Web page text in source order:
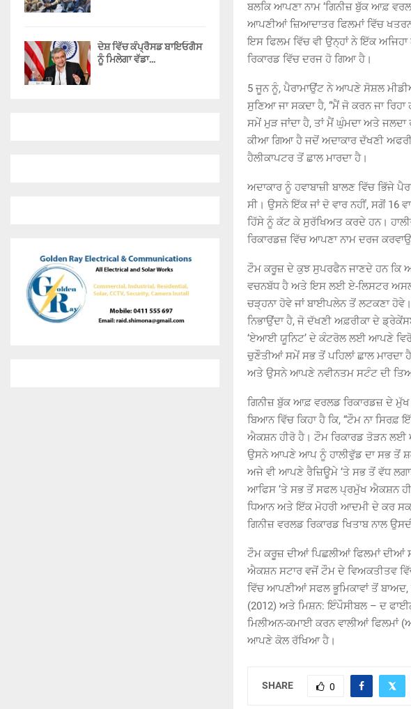
ਬਲਕਿ ਆਪਣਾ ਨਾਮ ‘ਗਿਨੀਜ਼ ਬੁੱਕ ਆਫ਼
ਆਪਣੀਆਂ ਜ਼ਿਆਦਾਤਰ ਫਿਲਮਾਂ ਵਿੱਚ
ਇਸ ਫਿਲਮ ਵਿੱਚ ਵੀ ਉਨ੍ਹਾਂ ਨੇ ਇੱਕ ਅਜਿਹਾ
ਰਿਕਾਰਡ ਵਿੱਚ ਦਰਜ ਹੋ ਗਿਆ ਹੈ।
5 ਜੂਨ ਨੂੰ, ਪੈਰਾਮਾਉਂਟ ਨੇ ਆਪਣੇ ਸੋਸ਼ਲ
ਸੁਣਿਆ ਜਾ ਸਕਦਾ ਹੈ, “ਮੈਂ ਜੋ ਕਰਨ ਜਾ
ਸਮੇਂ ਮੁੜ ਜਾਂਦਾ ਹੈ, ਤਾਂ ਮੈਂ ਘੁੰਮਦਾ ਅਤੇ
ਕੀਆ ਗਿਆ ਹੈ ਜਦੋਂ ਅਦਾਕਾਰ ਦੱਖਣੀ
ਹੈਲੀਕਾਪਟਰ ਤੋਂ ਛਾਲ ਮਾਰਦਾ ਹੈ।
ਅਦਾਕਾਰ ਨੂੰ ਹਵਾਬਾਜ਼ੀ ਬਾਲਣ ਵਿੱਚ ਭਿੱਜੇ
ਸੀ। ਉਸਨੇ ਇੱਕ ਜਾਂ ਦੋ ਵਾਰ ਨਹੀਂ, ਸਗੋਂ 16
ਹਿੱਸੇ ਨੂੰ ਕੱਟ ਕੇ ਸੁਰੱਖਿਅਤ ਕਰਦੇ ਹਨ।
ਰਿਕਾਰਡਜ਼ ਵਿੱਚ ਆਪਣਾ ਨਾਮ ਦਰਜ
ਟੌਮ ਕਰੂਜ਼ ਦੇ ਕੁਝ ਸੁਪਰਫੈਨ ਜਾਣਦੇ ਹਨ ਕਿ
ਵਚਨਬੱਧ ਹੈ ਅਤੇ ਇਸ ਲਈ ਏ-ਲਿਸਟਰ ਅਸਲ
ਚੜ੍ਹਨਾ ਹੋਵੇ ਜਾਂ ਬਾਈਪਲੇਨ ਤੋਂ ਲਟਕਣਾ
ਨਿਭਾਉਂਦਾ ਹੈ, ਜੋ ਦੱਖਣੀ ਅਫ਼ਰੀਕਾ ਦੇ
‘ਏਆਈ ਯੂਨਿਟ’ ਦੇ ਕੰਟਰੋਲ ਲਈ ਆਪਣੇ
ਚੁਣੌਤੀਆਂ ਸਮੇਂ ਸਭ ਤੋਂ ਪਹਿਲਾਂ ਛਾਲ
ਅਤੇ ਉਸਨੇ ਆਪਣੇ ਨਵੀਨਤਮ ਸਟੰਟ ਦੀ
ਗਿਨੀਜ਼ ਬੁੱਕ ਆਫ਼ ਵਰਲਡ ਰਿਕਾਰਡਜ਼ ਦੇ
ਬਿਆਨ ਵਿੱਚ ਕਿਹਾ ਹੈ ਕਿ, “ਟੌਮ ਨਾ
ਐਕਸ਼ਨ ਹੀਰੋ ਹੈ। ਟੌਮ ਰਿਕਾਰਡ ਤੋੜਨ ਲਈ
ਉਸਨੇ ਆਪਣੇ ਆਪ ਨੂੰ ਹਾਲੀਵੁੱਡ ਦਾ ਸਭ ਤੋਂ
ਅਜੇ ਵੀ ਆਪਣੇ ਰੈਜ਼ਿਊਮੇ ‘ਤੇ ਸਭ ਤੋਂ ਵੱਧ
ਆਫਿਸ ‘ਤੇ ਸਭ ਤੋਂ ਸਫਲ ਪ੍ਰਮੁੱਖ ਐਕਸ਼ਨ
ਧਿਆਨ ਅਤੇ ਇੱਕ ਮੋਹਰੀ ਆਦਮੀ ਦੇ ਕਰ
ਗਿਨੀਜ਼ ਵਰਲਡ ਰਿਕਾਰਡ ਖਿਤਾਬ ਨਾਲ
ਟੌਮ ਕਰੂਜ਼ ਦੀਆਂ ਪਿਛਲੀਆਂ ਫਿਲਮਾਂ ਦੀਆਂ
ਐਕਸ਼ਨ ਸਟਾਰ ਵਜੋਂ ਟੌਮ ਦੇ ਵਿਅਕਤੀਤਵ
ਵਿੱਚ ਆਪਣੀਆਂ ਸਫਲ ਭੂਮਿਕਾਵਾਂ ਤੋਂ
(2012) ਅਤੇ ਮਿਸ਼ਨ: ਇੰਪੌਸੀਬਲ – ਦ
ਮਿਲੀਅਨ-ਕਮਾਈ ਕਰਨ ਵਾਲੀਆਂ ਫਿਲਮਾਂ
ਆਪਣੇ ਕੋਲ ਰੱਖਿਆ ਹੈ।
SHARE 0
ਦੇਸ਼ ਵਿੱਚ ਕੰਪ੍ਰੈਸਡ ਬਾਇਓਗੈਸ
ਨੂੰ ਮਿਲੇਗਾ ਵੱਡਾ...